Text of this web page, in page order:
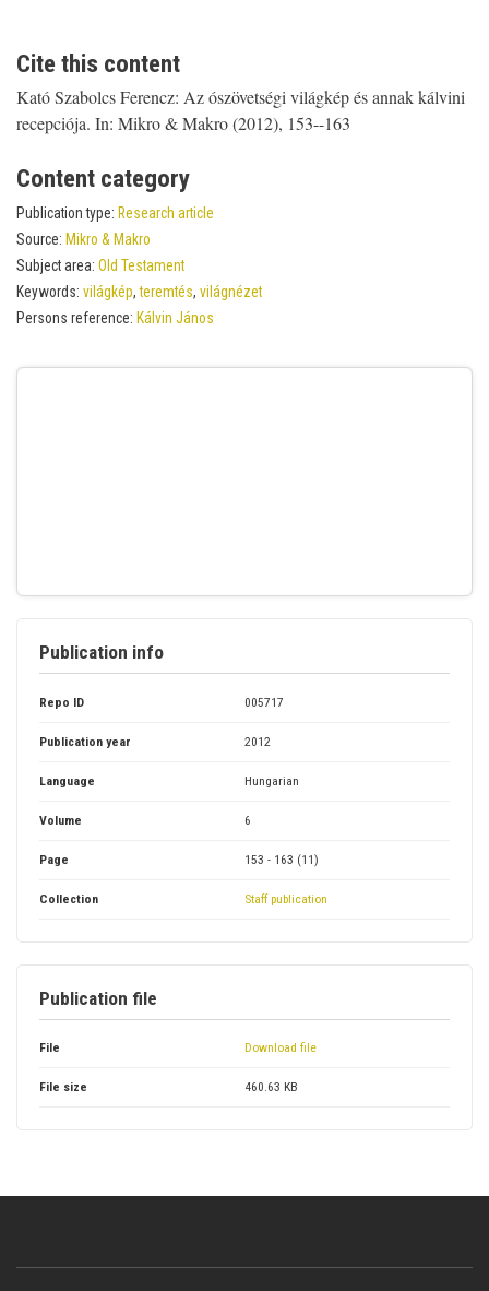
Cite this content
Kató Szabolcs Ferencz: Az ószövetségi világkép és annak kálvini
recepciója. In: Mikro & Makro (2012), 153--163
Content category
Publication type: Research article
Source: Mikro & Makro
Subject area: Old Testament
Keywords: világkép,teremtés, világnézet
Persons reference: Kálvin János
Publication info
Repo ID 005717
Publication year 2012
Language Hungarian
Volume 6
Page 153 - 163 (11)
Collection Staff publication
Publication file
File Download file
File size 460.63 KB